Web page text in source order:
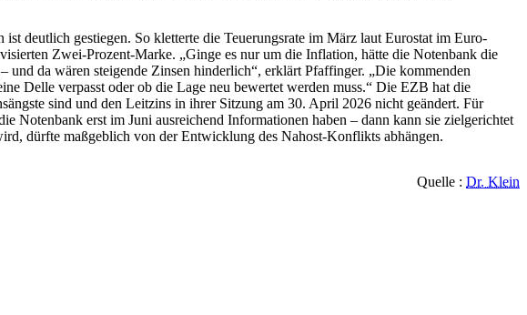
deutlich gestiegen. So kletterte die Teuerungsrate im März laut Eurostat im Euro-
Zwei-Prozent-Marke. „Ginge es nur um die Inflation, hätte die Notenbank die
da wären steigende Zinsen hinderlich“, erklärt Pfaffinger. „Die kommenden
Delle verpasst oder ob die Lage neu bewertet werden muss.“ Die EZB hat die
sind und den Leitzins in ihrer Sitzung am 30. April 2026 nicht geändert. Für
Notenbank erst im Juni ausreichend Informationen haben – dann kann sie zielgerichtet
dürfte maßgeblich von der Entwicklung des Nahost-Konflikts abhängen.
Quelle : Dr. Klein